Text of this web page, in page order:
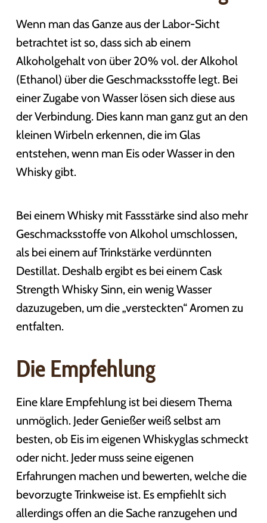
Wenn man das Ganze aus der Labor-Sicht
betrachtet ist so, dass sich ab einem
Alkoholgehalt von über 20% vol. der Alkohol
(Ethanol) über die Geschmacksstoffe legt. Bei
einer Zugabe von Wasser lösen sich diese aus
der Verbindung. Dies kann man ganz gut an den
kleinen Wirbeln erkennen, die im Glas
entstehen, wenn man Eis oder Wasser in den
Whisky gibt.
Bei einem Whisky mit Fassstärke sind also mehr
Geschmacksstoffe von Alkohol umschlossen,
als bei einem auf Trinkstärke verdünnten
Destillat. Deshalb ergibt es bei einem Cask
Strength Whisky Sinn, ein wenig Wasser
dazuzugeben, um die „versteckten“ Aromen zu
entfalten.
Die Empfehlung
Eine klare Empfehlung ist bei diesem Thema
unmöglich. Jeder Genießer weiß selbst am
besten, ob Eis im eigenen Whiskyglas schmeckt
oder nicht. Jeder muss seine eigenen
Erfahrungen machen und bewerten, welche die
bevorzugte Trinkweise ist. Es empfiehlt sich
allerdings offen an die Sache ranzugehen und